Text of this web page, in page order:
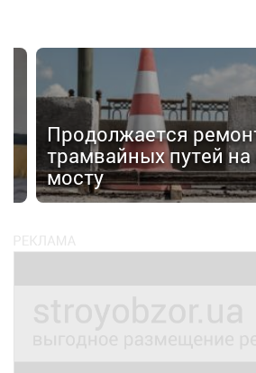
Продолжается
трамвайных путей
мосту